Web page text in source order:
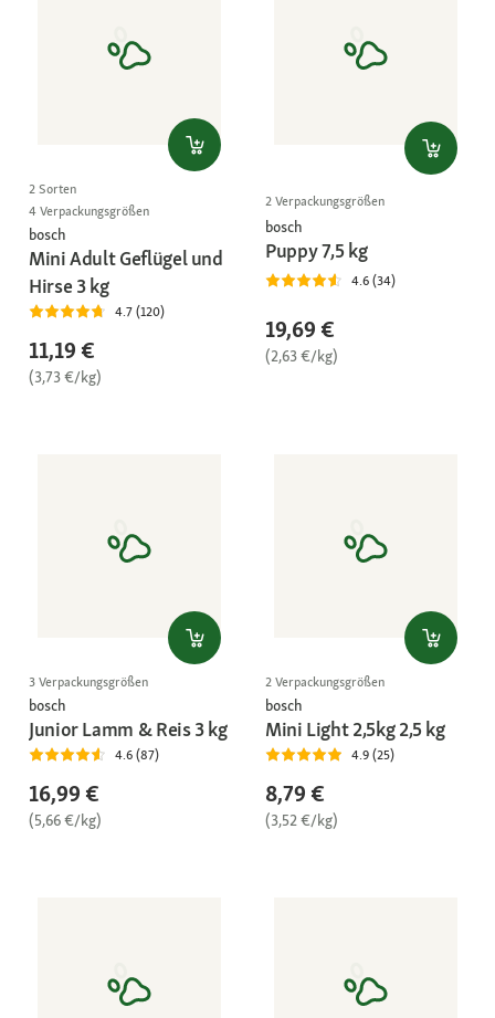
2 Sorten
4 Verpackungsgrößen
bosch
Mini Adult Geflügel und
Hirse 3 kg
4.7 (120)
11,19 €
(3,73 €/kg)
2 Verpackungsgrößen
bosch
Puppy 7,5 kg
4.6 (34)
19,69 €
(2,63 €/kg)
3 Verpackungsgrößen
bosch
Junior Lamm & Reis 3 kg
4.6 (87)
16,99 €
(5,66 €/kg)
2 Verpackungsgrößen
bosch
Mini Light 2,5kg 2,5 kg
4.9 (25)
8,79 €
(3,52 €/kg)